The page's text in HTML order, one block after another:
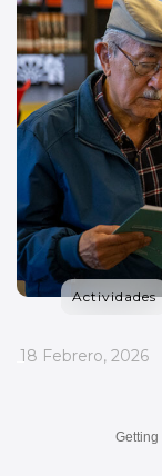
Actividades
_
18 Febrero, 2026
Getting